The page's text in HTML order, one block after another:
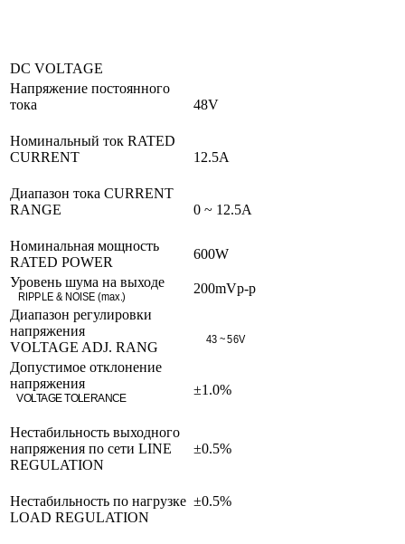
DC VOLTAGE
Напряжение постоянного
тока
48V
Номинальный ток RATED
CURRENT
12.5A
Диапазон тока CURRENT
RANGE
0 ~ 12.5A
Номинальная мощность
RATED POWER
600W
Уровень шума на выходе
RIPPLE & NOISE (max.)
200mVp-p
Диапазон регулировки
напряжения
VOLTAGE ADJ. RANG
43 ~ 56V
Допустимое отклонение
напряжения
VOLTAGE TOLERANCE
±1.0%
Нестабильность выходного
напряжения по сети LINE
REGULATION
±0.5%
Нестабильность по нагрузке
LOAD REGULATION
±0.5%